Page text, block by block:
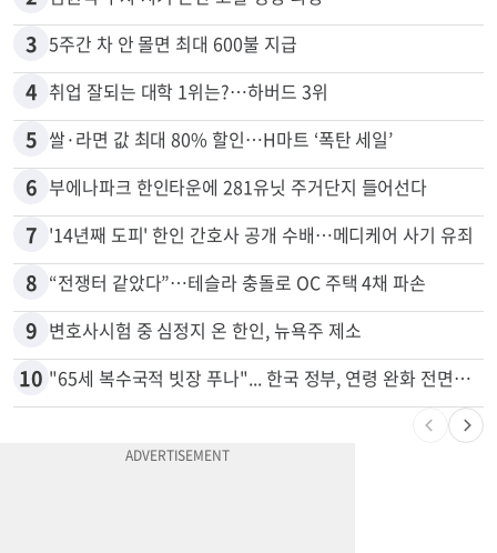
2 김원석 투자 사기 논란 고발 영상 파장
3 5주간 차 안 몰면 최대 600불 지급
4 취업 잘되는 대학 1위는?…하버드 3위
5 쌀·라면 값 최대 80% 할인…H마트 ‘폭탄 세일’
6 부에나파크 한인타운에 281유닛 주거단지 들어선다
7 '14년째 도피' 한인 간호사 공개 수배…메디케어 사기 유죄
8 “전쟁터 같았다”…테슬라 충돌로 OC 주택 4채 파손
9 변호사시험 중 심정지 온 한인, 뉴욕주 제소
"65세 복수국적 빗장 푸나"... 한국 정부, 연령 완화 전면 추진